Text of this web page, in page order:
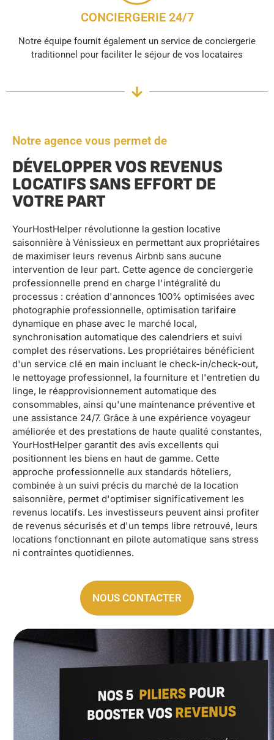
CONCIERGERIE 24/7
Notre équipe fournit également un service de conciergerie
traditionnel pour faciliter le séjour de vos locataires
Notre agence vous permet de
DÉVELOPPER VOS REVENUS
LOCATIFS SANS EFFORT DE
VOTRE PART
YourHostHelper révolutionne la gestion locative
saisonnière à Vénissieux en permettant aux propriétaires
de maximiser leurs revenus Airbnb sans aucune
intervention de leur part. Cette agence de conciergerie
professionnelle prend en charge l'intégralité du
processus : création d'annonces 100% optimisées avec
photographie professionnelle, optimisation tarifaire
dynamique en phase avec le marché local,
synchronisation automatique des calendriers et suivi
complet des réservations. Les propriétaires bénéficient
d'un service clé en main incluant le check-in/check-out,
le nettoyage professionnel, la fourniture et l'entretien du
linge, le réapprovisionnement automatique des
consommables, ainsi qu'une maintenance préventive et
une assistance 24/7. Grâce à une expérience voyageur
améliorée et des prestations de haute qualité constantes,
YourHostHelper garantit des avis excellents qui
positionnent les biens en haut de gamme. Cette
approche professionnelle aux standards hôteliers,
combinée à un suivi précis du marché de la location
saisonnière, permet d'optimiser significativement les
revenus locatifs. Les investisseurs peuvent ainsi profiter
de revenus sécurisés et d'un temps libre retrouvé, leurs
locations fonctionnant en pilote automatique sans stress
ni contraintes quotidiennes.
NOUS CONTACTER